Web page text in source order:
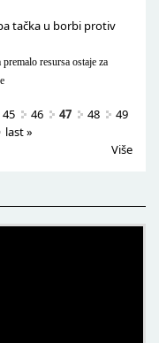
tačka u borbi protiv
resursa ostaje za
45 46 47 48
49
last »
Više